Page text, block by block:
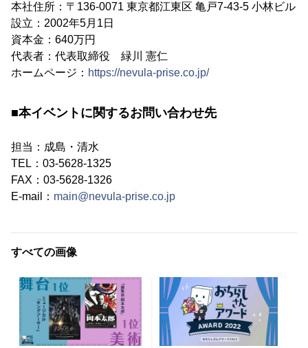
本社住所：〒136-0071 東京都江東区 亀戸7-43-5 小林ビル
設立：2002年5月1日
資本金：640万円
代表者：代表取締役 緑川 憲仁
ホームページ： https://nevula-prise.co.jp/
■本イベントに関するお問い合わせ先
担当：成島・清水
TEL：03-5628-1325
FAX：03-5628-1326
E-mail： main@nevula-prise.co.jp
すべての画像